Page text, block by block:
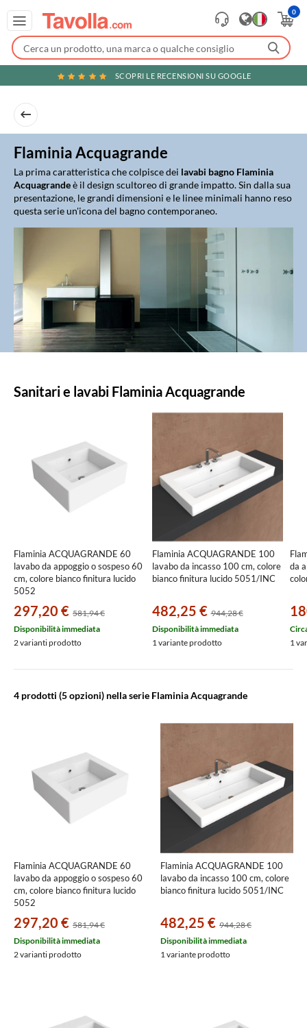
0
SCOPRI LE RECENSIONI SU GOOGLE
Flaminia Acquagrande
La prima caratteristica che colpisce dei lavabi bagno Flaminia
Acquagrandeè il design scultoreo di grande impatto. Sin dalla sua
presentazione, le grandi dimensioni e le linee minimali hanno reso
questa serie un'icona del bagno contemporaneo.
in
Sanitari e lavabi Flaminia Acquagrande
Flaminia ACQUAGRANDE 60
lavabo da appoggio o sospeso 60
cm, colore bianco finitura lucido
5052
297,20 € 581,94 €
Disponibilità immediata
2 varianti prodotto
Flaminia ACQUAGRANDE 100
lavabo da incasso 100 cm, colore
bianco finitura lucido 5051/INC
482,25 € 944,28 €
Disponibilità immediata
1 variante prodotto
da
1
4 prodotti (5 opzioni) nella serie Flaminia Acquagrande
Flaminia ACQUAGRANDE 60
lavabo da appoggio o sospeso 60
cm, colore bianco finitura lucido
5052
297,20 € 581,94 €
Disponibilità immediata
2 varianti prodotto
Flaminia ACQUAGRANDE 100
lavabo da incasso 100 cm, colore
bianco finitura lucido 5051/INC
482,25 € 944,28 €
Disponibilità immediata
1 variante prodotto